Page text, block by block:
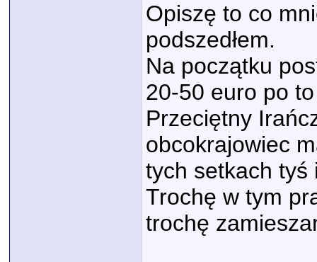
Opiszę to co
podszedłem.
Na początku
20-50 euro po
Przeciętny
obcokrajowiec
tych setkach tyś
Trochę w tym
trochę